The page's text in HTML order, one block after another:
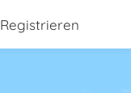
Registrieren